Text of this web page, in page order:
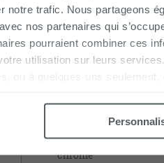
notre trafic. Nous partageons
nos partenaires qui
pourraient combiner ces
utilisation sur leurs
ou à quelques-uns seulement,
Lot de 2 coudes sous
chromé